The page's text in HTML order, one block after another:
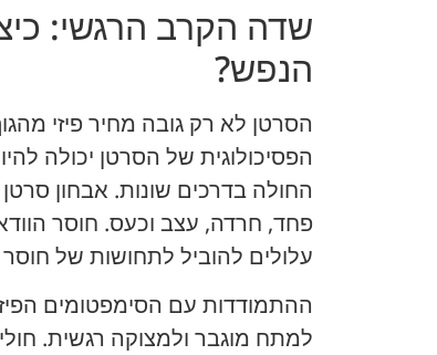
שדה הקרב הרגשי:
הנפש?
הסרטן לא רק גובה מחיר פיזי
הפסיכולוגית של הסרטן יכולה
החולה בדרכים שונות. אבחון
פחד, חרדה, עצב וכעס. חוסר
עלולים להוביל לתחושות של חוסר
ההתמודדות עם הסימפטומים
למתח מוגבר ולמצוקה רגשית.